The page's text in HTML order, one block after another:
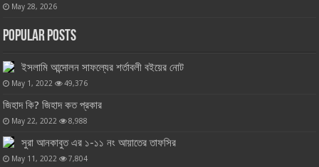
May 28, 2026
Popular Posts
ইসলামি আন্দোলন সাফল্যের শর্তাবলী বইয়ের নোট
May 1, 2022 49,376
জিহাদ কি? জিহাদ কত প্রকার
May 22, 2022 8,988
সুরা আনকাবুত এর ১-১১ নং আয়াতের তাফসির
May 11, 2022 7,804